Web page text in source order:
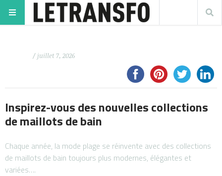
/ juillet 7, 2026
Inspirez-vous des nouvelles collections
de maillots de bain
Chaque année, la mode plage se réinvente avec des collections
de maillots de bain toujours plus modernes, élégantes et
variées….